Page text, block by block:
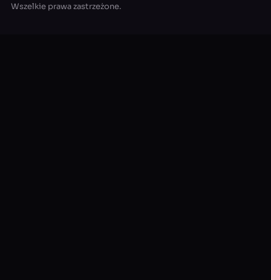
Wszelkie prawa zastrzeżone.